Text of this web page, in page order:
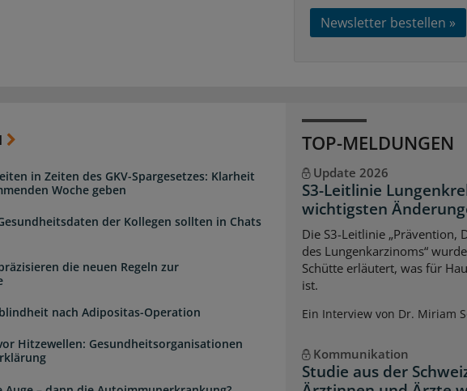
Newsletter bestellen »
in Zeiten des GKV-Spargesetzes: Klarheit
Woche geben
der Kollegen sollten in Chats
die neuen Regeln zur
nach Adipositas-Operation
Hitzewellen: Gesundheitsorganisationen
TOP-MELDUNGEN
Update 2026
S3-Leitlinie
wichtigsten
Die S3-Leitlinie „Prävention,
des Lungenkarzinoms“
Schütte erläutert, was für
ist.
Ein Interview von Dr. Miriam
Kommunikation
Studie aus der